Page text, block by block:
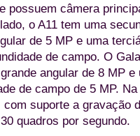
possuem câmera
o A11 tem uma
de 5 MP e uma
de campo. O
angular de 8 MP e
de campo de 5 MP.
com suporte a gravação
quadros por segundo.